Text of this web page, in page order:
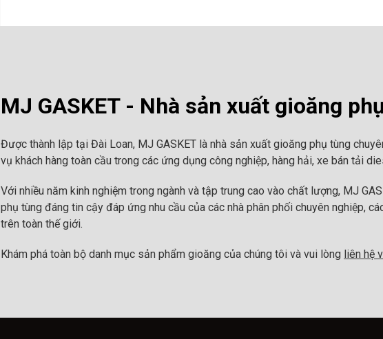
MJ GASKET - Nhà sản xuất gioăng
Được thành lập tại Đài Loan, MJ GASKET là nhà sản xuất gioăng phụ tùng
vụ khách hàng toàn cầu trong các ứng dụng công nghiệp, hàng hải, xe bán tải
Với nhiều năm kinh nghiệm trong ngành và tập trung cao vào chất lượng, MJ
phụ tùng đáng tin cậy đáp ứng nhu cầu của các nhà phân phối chuyên nghiệp,
trên toàn thế giới.
Khám phá toàn bộ danh mục sản phẩm gioăng của chúng tôi và vui lòng liên hệ